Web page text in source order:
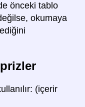
önceki tablo
okumaya
(içerir